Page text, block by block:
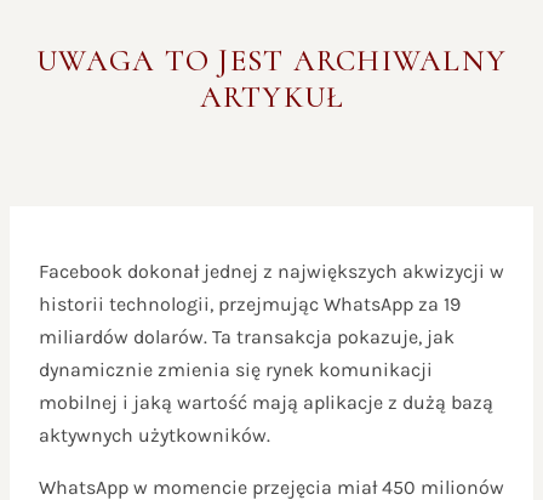
UWAGA TO JEST ARCHIWALNY
ARTYKUŁ
Facebook dokonał jednej z największych akwizycji w
historii technologii, przejmując WhatsApp za 19
miliardów dolarów. Ta transakcja pokazuje, jak
dynamicznie zmienia się rynek komunikacji
mobilnej i jaką wartość mają aplikacje z dużą bazą
aktywnych użytkowników.
WhatsApp w momencie przejęcia miał 450 milionów